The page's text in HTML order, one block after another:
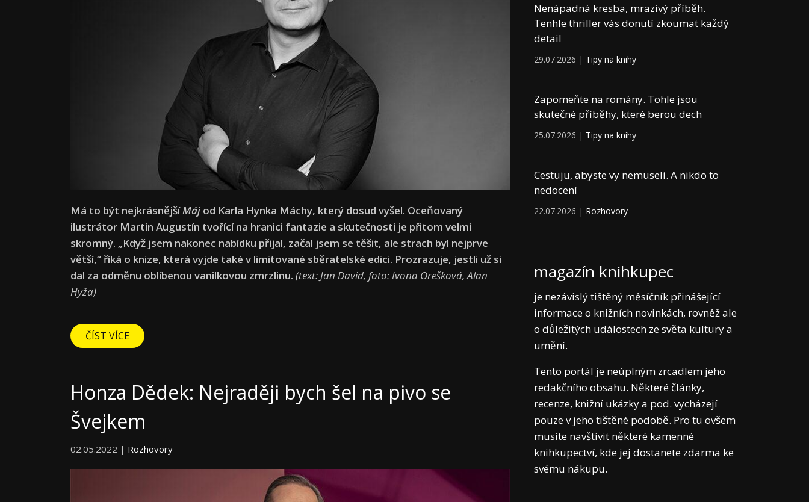
Má to být nejkrásnějšíMáj od Karla Hynka Máchy, který dosud vyšel. Oceňovaný
ilustrátor Martin Augustín tvořící na hranici fantazie a skutečnosti je přitom velmi
skromný. „Když jsem nakonec nabídku přijal, začal jsem se těšit, ale strach byl nejprve
větší,“ říká o knize, která vyjde také v limitované sběratelské edici. Prozrazuje, jestli už si
dal za odměnu oblíbenou vanilkovou zmrzlinu. (text: Jan David, foto: Ivona Orešková, Alan
Hyža)
ČÍST VÍCE
Honza Dědek: Nejraději bych šel na pivo se
Švejkem
02.05.2022 | Rozhovory
Nenápadná kresba, mrazivý příběh.
Tenhle thriller vás donutí zkoumat každý
detail
29.07.2026 | Tipy na knihy
Zapomeňte na romány. Tohle jsou
skutečné příběhy, které berou dech
25.07.2026 | Tipy na knihy
Cestuju, abyste vy nemuseli. A nikdo to
nedocení
22.07.2026 | Rozhovory
magazín knihkupec
je nezávislý tištěný měsíčník přinášející
informace o knižních novinkách, rovněž ale
o důležitých událostech ze světa kultury a
umění.
Tento portál je neúplným zrcadlem jeho
redakčního obsahu. Některé články,
recenze, knižní ukázky a pod. vycházejí
pouze v jeho tištěné podobě. Pro tu ovšem
musíte navštívit některé kamenné
knihkupectví, kde jej dostanete zdarma ke
svému nákupu.